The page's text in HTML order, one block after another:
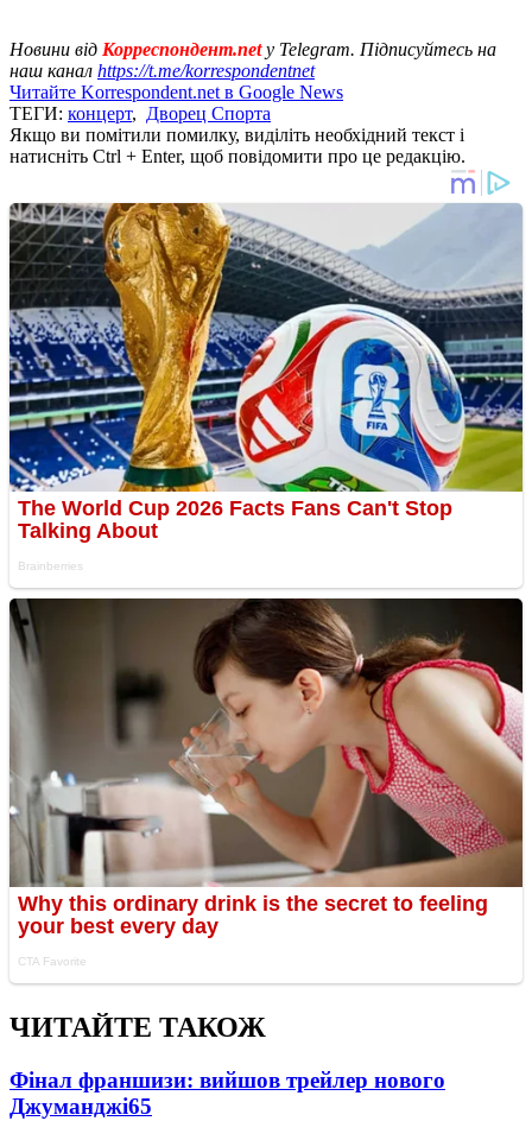
Новини від Корреспондент.netу Telegram. Підписуйтесь на
наш канал https://t.me/korrespondentnet
Читайте Korrespondent.net в Google News
ТЕГИ: концерт, Дворец Спорта
Якщо ви помітили помилку, виділіть необхідний текст і
натисніть Ctrl + Enter, щоб повідомити про це редакцію.
ЧИТАЙТЕ ТАКОЖ
Фінал франшизи: вийшов трейлер нового
Джуманджі65